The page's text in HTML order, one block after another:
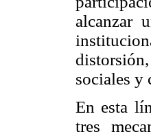
alcanzar
sociales y
En esta
tres